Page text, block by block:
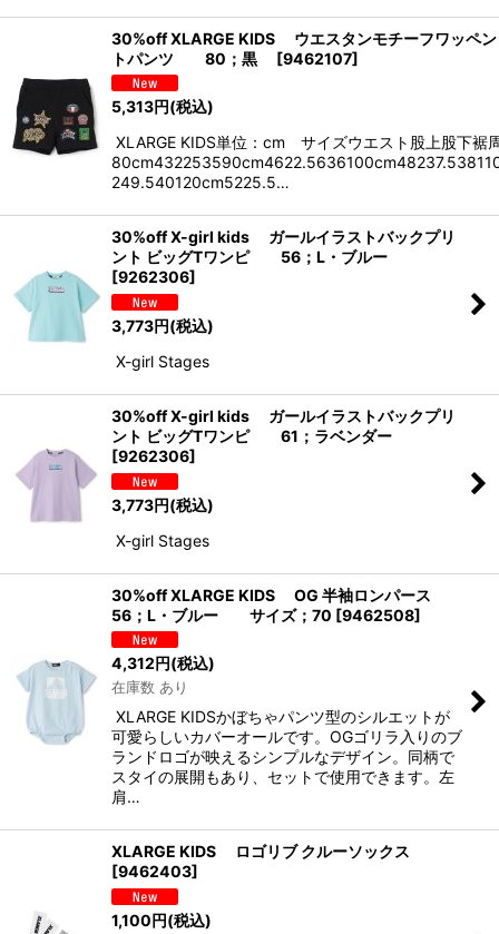
30%off XLARGE KIDS ウエスタンモチーフワッペン
トパンツ 80；黒
[9462107]
5,313円(税込)
XLARGE KIDS単位：cm サイズウエスト股上股下裾
249.540120cm5225.5…
30%off X-girl kids ガールイラストバックプリ
ント ビッグTワンピ 56；L・ブルー
[9262306]
3,773円(税込)
X-girl Stages
30%off X-girl kids ガールイラストバックプリ
ント ビッグTワンピ 61；ラベンダー
[9262306]
3,773円(税込)
X-girl Stages
30%off XLARGE KIDS OG 半袖ロンパース
56；L・ブルー サイズ；70 [9462508]
4,312円(税込)
在庫数 あり
XLARGE KIDSかぼちゃパンツ型のシルエットが
可愛らしいカバーオールです。OGゴリラ入りのブ
ランドロゴが映えるシンプルなデザイン。同柄で
スタイの展開もあり、セットで使用できます。左
肩…
XLARGE KIDS ロゴリブ クルーソックス
[9462403]
1,100円(税込)